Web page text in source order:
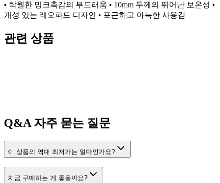
• 탁월한 밍크촉감의 부드러움 • 10mm 두께의 뛰어난 보온성 •
개성 있는 레오파드 디자인 • 포근하고 아늑한 사용감
관련 상품
Q&A 자주 묻는 질문
이 상품의 역대 최저가는 얼마인가요?
지금 구매하는 게 좋을까요?